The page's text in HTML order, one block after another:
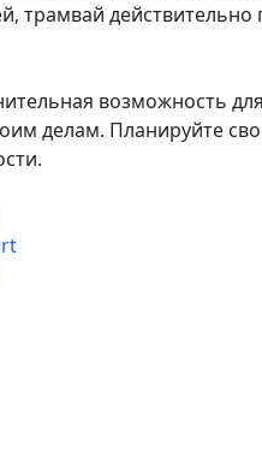
трамвай действительно
возможность
делам. Планируйте
и автомобильных